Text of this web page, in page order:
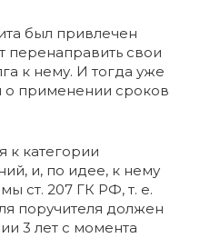
был привлечен
перенаправить свои
к нему. И тогда уже
о применении сроков
к категории
и, по идее, к нему
ст. 207 ГК РФ, т. е.
поручителя должен
3 лет с момента